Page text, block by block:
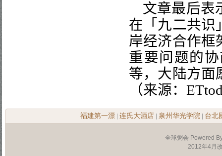
文章最后表
在「九二共识
岸经济合作框
重要问题的
等，大陆方面
（来源：
福建第一漂 连氏大酒店 泉州华光学院 台北
全球粥会 Powered
2012年4月